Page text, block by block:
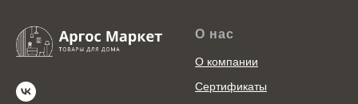
О нас
О компании
Сертификаты